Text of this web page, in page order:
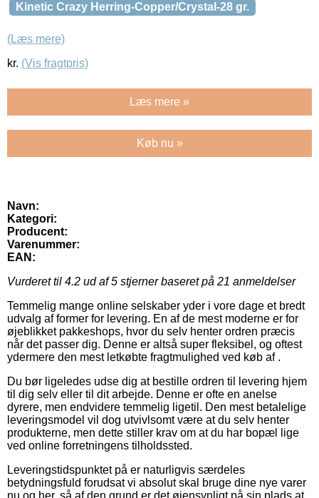
Kinetic Crazy Herring-Copper/Crystal-28 gr.
(Læs mere)
kr. (Vis fragtpris)
Læs mere »
Køb nu »
Navn:
Kategori:
Producent:
Varenummer:
EAN:
Vurderet til 4.2 ud af 5 stjerner baseret på 21 anmeldelser
Temmelig mange online selskaber yder i vore dage et bredt
udvalg af former for levering. En af de mest moderne er for
øjeblikket pakkeshops, hvor du selv henter ordren præcis
når det passer dig. Denne er altså super fleksibel, og oftest
ydermere den mest letkøbte fragtmulighed ved køb af .
Du bør ligeledes udse dig at bestille ordren til levering hjem
til dig selv eller til dit arbejde. Denne er ofte en anelse
dyrere, men endvidere temmelig ligetil. Den mest betalelige
leveringsmodel vil dog utvivlsomt være at du selv henter
produkterne, men dette stiller krav om at du har bopæl lige
ved online forretningens tilholdssted.
Leveringstidspunktet på er naturligvis særdeles
betydningsfuld forudsat vi absolut skal bruge dine nye varer